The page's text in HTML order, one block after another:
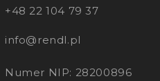
+48 22 104 79 37
info@rendl.pl
Numer NIP: 28200896